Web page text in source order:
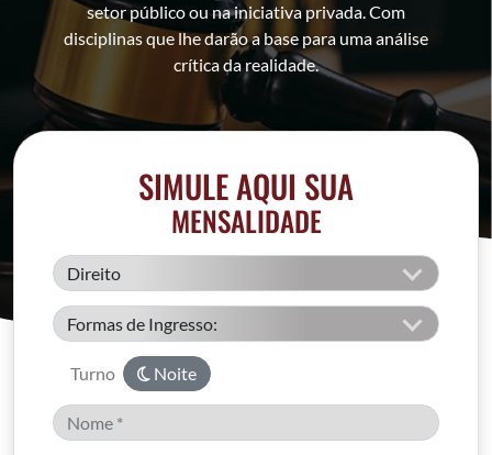
setor público ou na iniciativa privada. Com
disciplinas que lhe darão a base para uma análise
crítica da realidade.
SIMULE AQUI SUA
MENSALIDADE
Turno Noite